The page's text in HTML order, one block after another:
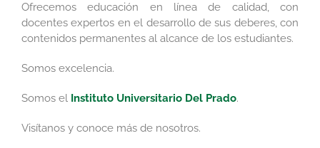
Ofrecemos educación en línea de calidad, con
docentes expertos en el desarrollo de sus deberes, con
contenidos permanentes al alcance de los estudiantes.
Somos excelencia.
Somos el Instituto Universitario Del Prado.
Visítanos y conoce más de nosotros.